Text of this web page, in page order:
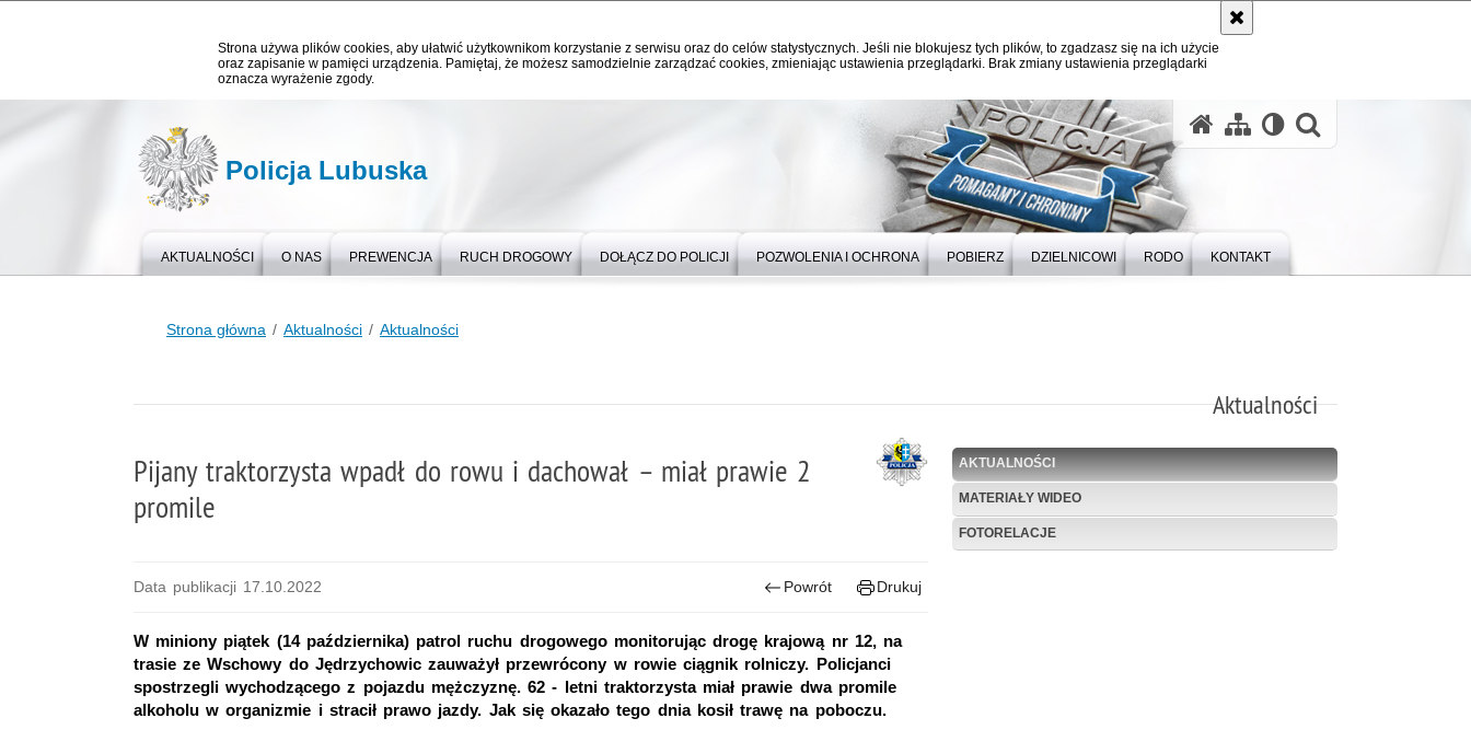
Strona używa plików cookies, aby ułatwić użytkownikom korzystanie z serwisu oraz do celów statystycznych. Jeśli nie blokujesz tych plików, to zgadzasz się na ich użycie
oraz zapisanie w pamięci urządzenia. Pamiętaj, że możesz samodzielnie zarządzać cookies, zmieniając ustawienia przeglądarki. Brak zmiany ustawienia przeglądarki
oznacza wyrażenie zgody.
Policja Lubuska
AKTUALNOŚCI O NAS PREWENCJA RUCH DROGOWY DOŁĄCZ DO POLICJI POZWOLENIA I OCHRONA POBIERZ DZIELNICOWI RODO KONTAKT
Strona główna Aktualności Aktualności
Aktualności
Pijany traktorzysta wpadł do rowu i dachował – miał prawie 2
promile
Data publikacji 17.10.2022 Powrót Drukuj
W miniony piątek (14 października) patrol ruchu drogowego monitorując drogę krajową nr 12, na
trasie ze Wschowy do Jędrzychowic zauważył przewrócony w rowie ciągnik rolniczy. Policjanci
spostrzegli wychodzącego z pojazdu mężczyznę. 62 - letni traktorzysta miał prawie dwa promile
alkoholu w organizmie i stracił prawo jazdy. Jak się okazało tego dnia kosił trawę na poboczu.
AKTUALNOŚCI
MATERIAŁY WIDEO
FOTORELACJE